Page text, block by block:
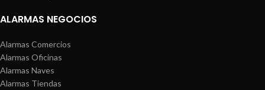
ALARMAS NEGOCIOS
Alarmas Comercios
Alarmas Oficinas
Alarmas Naves
Alarmas Tiendas